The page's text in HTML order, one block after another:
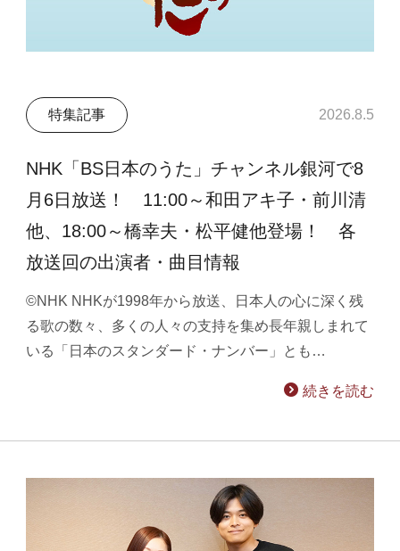
特集記事 2026.8.5
NHK「BS日本のうた」チャンネル銀河で8
月6日放送！ 11:00～和田アキ子・前川清
他、18:00～橋幸夫・松平健他登場！ 各
放送回の出演者・曲目情報
©NHK NHKが1998年から放送、日本人の心に深く残
る歌の数々、多くの人々の支持を集め長年親しまれて
いる「日本のスタンダード・ナンバー」とも…
続きを読む